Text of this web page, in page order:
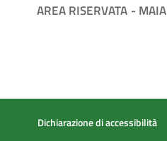
AREA RISERVATA - MAIA
Dichiarazione di accessibilità